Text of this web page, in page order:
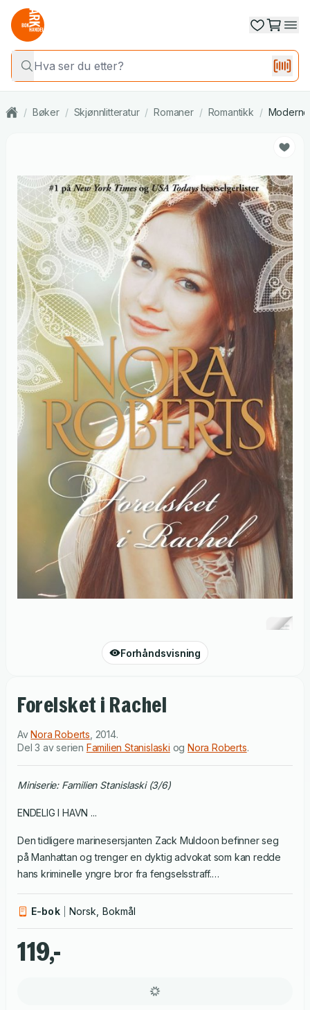
/ Bøker / Skjønnlitteratur / Romaner / Romantikk /
Forhåndsvisning
Forelsket i Rachel
AvNora Roberts 2014.
Del 3 av serien Familien Stanislaski ogNora Roberts.
Miniserie: Familien Stanislaski (3/6)
ENDELIG I HAVN ...
Den tidligere marinesersjanten Zack Muldoon befinner seg
på Manhattan og trenger en dyktig advokat som kan redde
hans kriminelle yngre bror fra fengselsstraff.
person han hadde hatt i tankene. Men snart oppdager han at
bestemt og engasjert kvinne, og han merker at han begynner
å få følelser for henne. Det er han imidlertid ikke alene om, og
E-bok Norsk, Bokmål
119,-